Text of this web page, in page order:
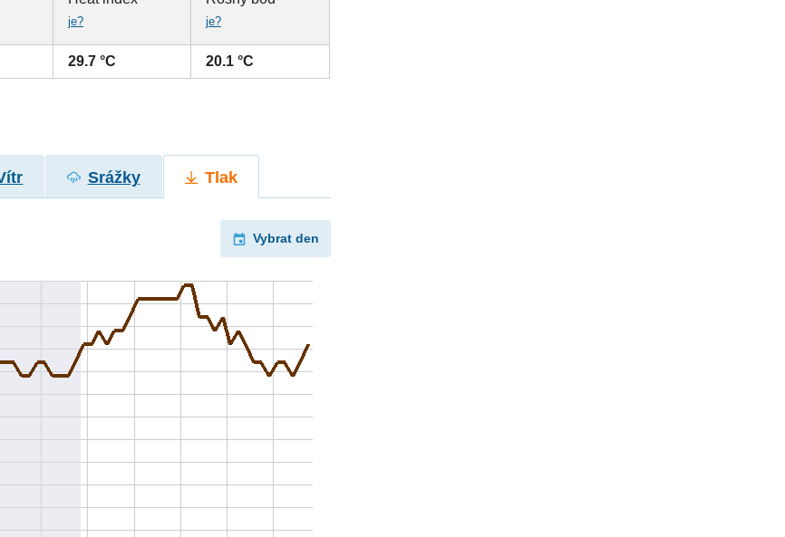
je?
je?
29.7 °C 20.1 °C
Srážky Tlak
Vybrat den